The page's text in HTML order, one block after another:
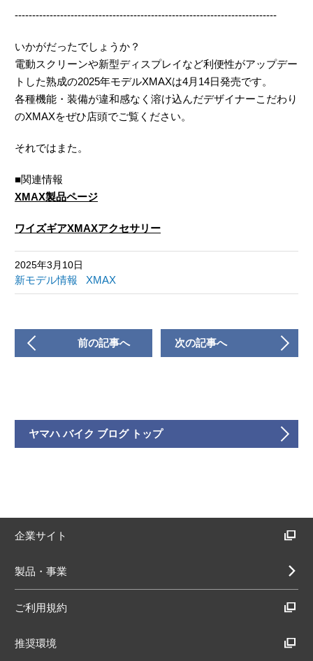
---------------------------------------------------------------------------
いかがだったでしょうか？
電動スクリーンや新型ディスプレイなど利便性がアップデー
トした熟成の2025年モデルXMAXは4月14日発売です。
各種機能・装備が違和感なく溶け込んだデザイナーこだわり
のXMAXをぜひ店頭でご覧ください。
それではまた。
■関連情報
XMAX製品ページ
ワイズギアXMAXアクセサリー
2025年3月10日
新モデル情報 XMAX
前の記事へ 次の記事へ
ヤマハ バイク ブログ トップ
企業サイト
製品・事業
ご利用規約
推奨環境